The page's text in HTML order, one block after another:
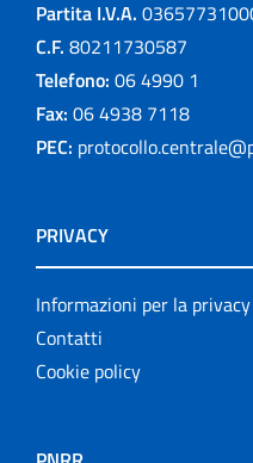
Partita I.V.A.
C.F. 80211730587
Telefono: 06 4990 1
Fax: 06 4938 7118
PEC:
PRIVACY
Informazioni per la privacy
Contatti
Cookie policy